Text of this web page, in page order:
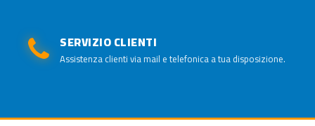
SERVIZIO CLIENTI
Assistenza clienti via mail e telefonica a tua disposizione.